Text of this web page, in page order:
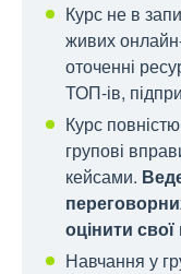
Курс не в
живих
оточенні
ТОП-ів,
Курс
групові
кейсами.
оцінити
Навчання у